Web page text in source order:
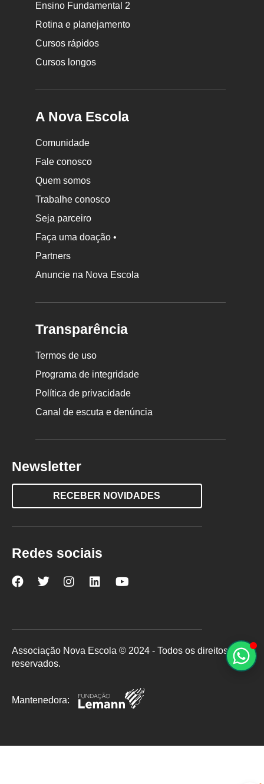
Ensino Fundamental 2
Rotina e planejamento
Cursos rápidos
Cursos longos
A Nova Escola
Comunidade
Fale conosco
Quem somos
Trabalhe conosco
Seja parceiro
Faça uma doação •
Partners
Anuncie na Nova Escola
Transparência
Termos de uso
Programa de integridade
Política de privacidade
Canal de escuta e denúncia
Newsletter
RECEBER NOVIDADES
Redes sociais
Nova
Facebook
Nova
Twitter
Nova
Instagram
Nova
LinkedInYouTube
Associação Nova Escola © 2024 - Todos os direitos
reservados.
Mantenedora: